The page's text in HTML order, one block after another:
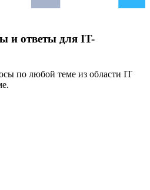
и ответы для IT-
по любой теме из области IT